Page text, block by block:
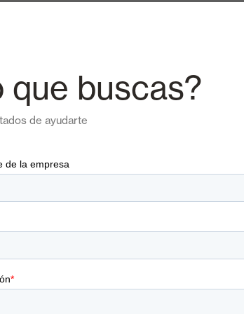
que buscas?
de ayudarte